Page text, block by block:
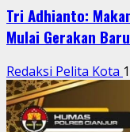
Tri Adhianto:
Mulai Gerakan
Redaksi Pelita Kota